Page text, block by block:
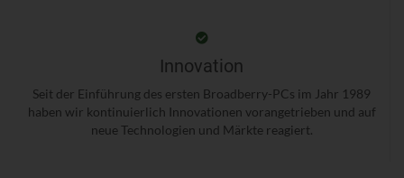
Innovation
Seit der Einführung des ersten Broadberry-PCs im Jahr 1989
haben wir kontinuierlich Innovationen vorangetrieben und auf
neue Technologien und Märkte reagiert.